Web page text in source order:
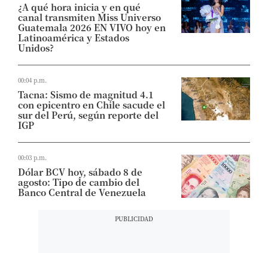
¿A qué hora inicia y en qué
canal transmiten Miss Universo
Guatemala 2026 EN VIVO hoy en
Latinoamérica y Estados
Unidos?
00:04 p.m.
Tacna: Sismo de magnitud 4.1
con epicentro en Chile sacude el
sur del Perú, según reporte del
IGP
00:03 p.m.
Dólar BCV hoy, sábado 8 de
agosto: Tipo de cambio del
Banco Central de Venezuela